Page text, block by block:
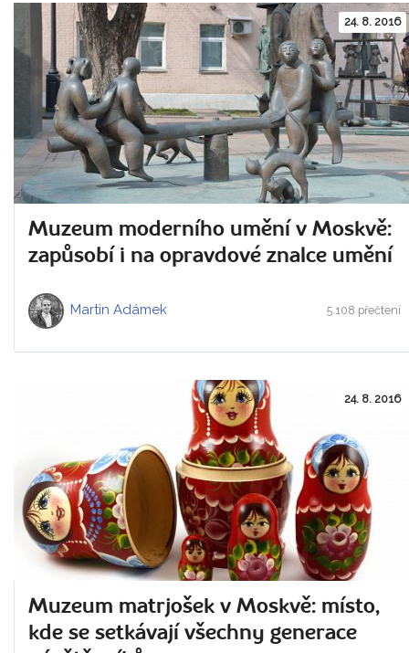
24. 8. 2016
Muzeum moderního umění v Moskvě:
zapůsobí i na opravdové znalce umění
Martin Adámek 5.108 přečtení
24. 8. 2016
Muzeum matrjošek v Moskvě: místo,
kde se setkávají všechny generace